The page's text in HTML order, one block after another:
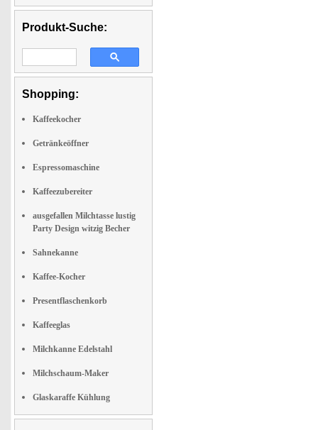
Produkt-Suche:
Shopping:
Kaffeekocher
Getränkeöffner
Espressomaschine
Kaffeezubereiter
ausgefallen Milchtasse lustig
Party Design witzig Becher
Sahnekanne
Kaffee-Kocher
Presentflaschenkorb
Kaffeeglas
Milchkanne Edelstahl
Milchschaum-Maker
Glaskaraffe Kühlung